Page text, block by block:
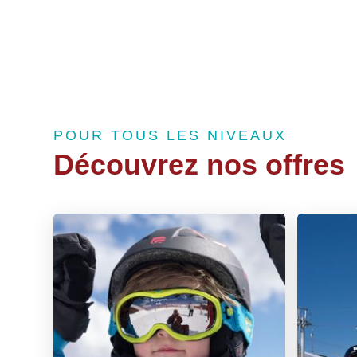
POUR TOUS LES NIVEAUX
Découvrez nos offres